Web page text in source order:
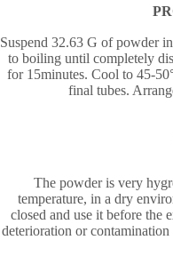
Suspend 32.63 G of powder
to boiling until completely
for 15minutes. Cool to 45-
final tubes.
The powder is very
temperature, in a dry
closed and use it before the
deterioration or